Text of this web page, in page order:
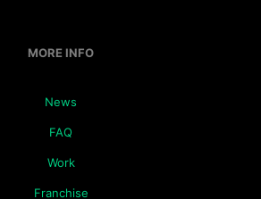
MORE INFO
News
FAQ
Work
Franchise